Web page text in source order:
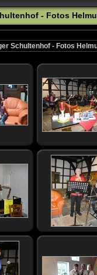
- Fotos
Schultenhof - Fotos